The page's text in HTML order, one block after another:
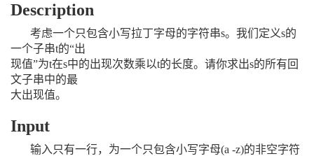
Description
考虑一个只包含小写拉丁字母的字符串s。我们定义s的
一个子串t的“出
现值”为t在s中的出现次数乘以t的长度。请你求出s的所有回
文子串中的最
大出现值。
Input
输入只有一行，为一个只包含小写字母(a -z)的非空字符